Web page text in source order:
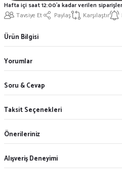
Tavsiye Et Paylaş Karşılaştır
Hafta içi saat 12:00'a kadar verilen
Ürün Bilgisi
Yorumlar
Soru & Cevap
Taksit Seçenekleri
Önerileriniz
Alışveriş Deneyimi